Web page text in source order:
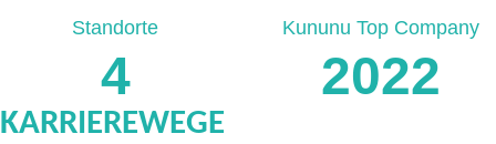
4
Standorte
2022
Kununu Top Company
KARRIEREWEGE